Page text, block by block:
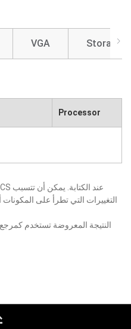
VGA Storage
Processor
التغييرات التي تطرأ على
النتيجة المعروضة تستخدم